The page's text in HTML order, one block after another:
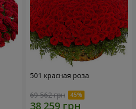
501 красная роза
69 562 грн